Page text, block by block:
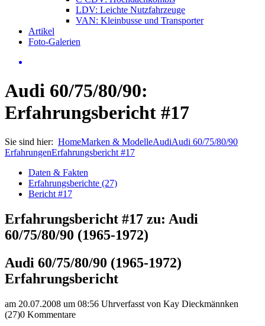
LDV: Leichte Nutzfahrzeuge
VAN: Kleinbusse und Transporter
Artikel
Foto-Galerien
Audi 60/75/80/90:
Erfahrungsbericht #17
Sie sind hier: HomeMarken & ModelleAudiAudi 60/75/80/90
ErfahrungenErfahrungsbericht #17
Daten & Fakten
Erfahrungsberichte (27)
Bericht #17
Erfahrungsbericht #17 zu: Audi
60/75/80/90 (1965-1972)
Audi 60/75/80/90 (1965-1972)
Erfahrungsbericht
am 20.07.2008 um 08:56 Uhrverfasst von Kay Dieckmännken
(27)0 Kommentare